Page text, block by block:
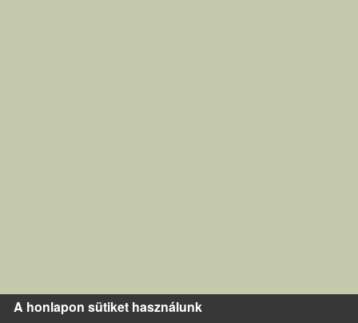
A honlapon sütiket használunk